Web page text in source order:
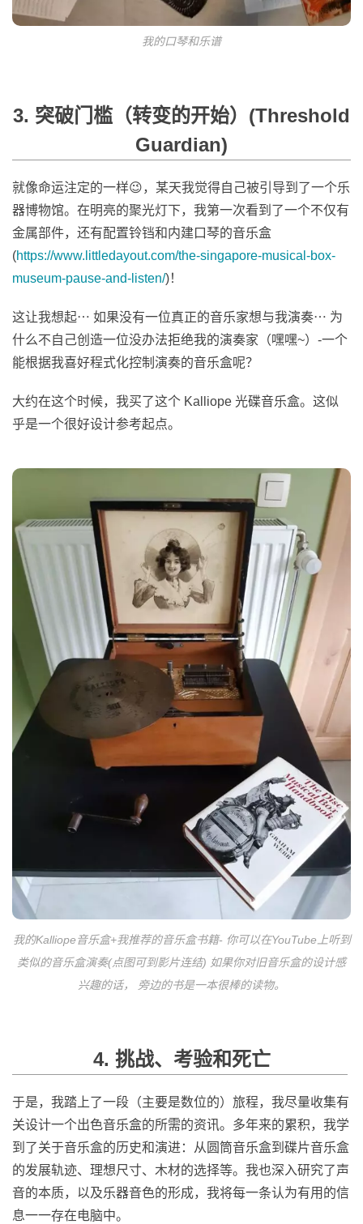
我的口琴和乐谱
3. 突破门槛（转变的开始）(Threshold
Guardian)
就像命运注定的一样😉，某天我觉得自己被引导到了一个乐
器博物馆。在明亮的聚光灯下，我第一次看到了一个不仅有
金属部件，还有配置铃铛和内建口琴的音乐盒
(https://www.littledayout.com/the-singapore-musical-box-
museum-pause-and-listen/)！
这让我想起⋯ 如果没有一位真正的音乐家想与我演奏⋯ 为
什么不自己创造一位没办法拒绝我的演奏家（嘿嘿~）-一个
能根据我喜好程式化控制演奏的音乐盒呢？
大约在这个时候，我买了这个 Kalliope 光碟音乐盒。这似
乎是一个很好设计参考起点。
我的Kalliope音乐盒+我推荐的音乐盒书籍- 你可以在YouTube上听到
类似的音乐盒演奏(点图可到影片连结) 如果你对旧音乐盒的设计感
兴趣的话， 旁边的书是一本很棒的读物。
4. 挑战、考验和死亡
于是，我踏上了一段（主要是数位的）旅程，我尽量收集有
关设计一个出色音乐盒的所需的资讯。多年来的累积，我学
到了关于音乐盒的历史和演进：从圆筒音乐盒到碟片音乐盒
的发展轨迹、理想尺寸、木材的选择等。我也深入研究了声
音的本质，以及乐器音色的形成，我将每一条认为有用的信
息一一存在电脑中。